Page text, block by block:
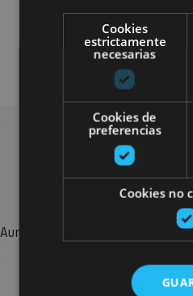
Localidades
Camino de
Bilatu
Aurkitu zure bidaia Nafarroan
Cookies
estrictamente
necesarias
Cookies de
preferencias
Cookies no